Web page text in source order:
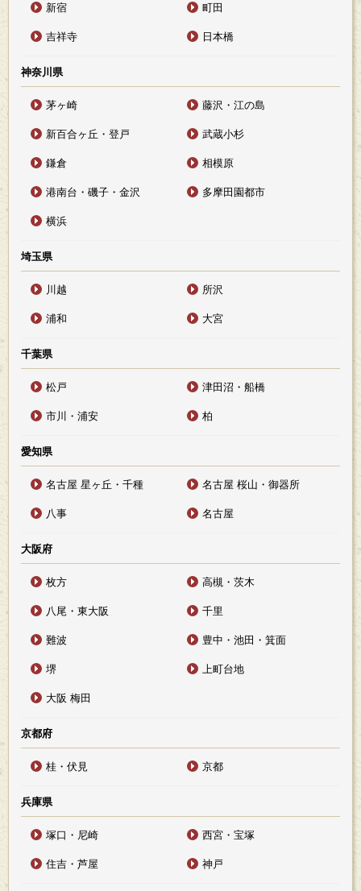
新宿 町田
吉祥寺 日本橋
神奈川県
茅ヶ崎 藤沢・江の島
新百合ヶ丘・登戸 武蔵小杉
鎌倉 相模原
港南台・磯子・金沢 多摩田園都市
横浜
埼玉県
川越 所沢
浦和 大宮
千葉県
松戸 津田沼・船橋
市川・浦安 柏
愛知県
名古屋 星ヶ丘・千種 名古屋 桜山・御器所
八事 名古屋
大阪府
枚方 高槻・茨木
八尾・東大阪 千里
難波 豊中・池田・箕面
堺 上町台地
大阪 梅田
京都府
桂・伏見 京都
兵庫県
塚口・尼崎 西宮・宝塚
住吉・芦屋 神戸